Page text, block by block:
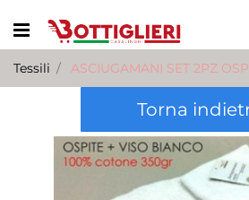
Open menu
Tessili ASCIUGAMANI SET 2PZ
Torna